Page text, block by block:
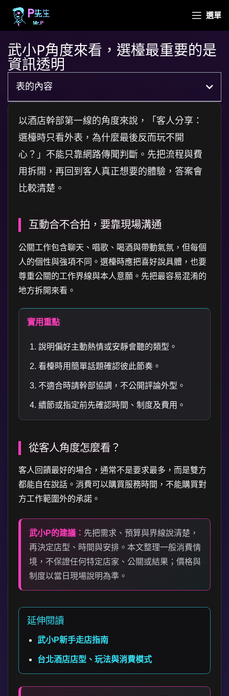
選單
武小P角度來看，選檯最重要的是
資訊透明
表的內容
以酒店幹部第一線的角度來說，「客人分享：
選檯時只看外表，為什麼最後反而玩不開
心？」不能只靠網路傳聞判斷。先把流程與費
用拆開，再回到客人真正想要的體驗，答案會
比較清楚。
互動合不合拍，要靠現場溝通
公關工作包含聊天、唱歌、喝酒與帶動氣氛，但每個
人的個性與強項不同。選檯時應把喜好說具體，也要
尊重公關的工作界線與本人意願。先把最容易混淆的
地方拆開來看。
實用重點
說明偏好主動熱情或安靜會聽的類型。
看檯時用簡單話題確認彼此節奏。
不適合時請幹部協調，不公開評論外型。
續節或指定前先確認時間、制度及費用。
從客人角度怎麼看？
客人回饋最好的場合，通常不是要求最多，而是雙方
都能自在說話。消費可以購買服務時間，不能購買對
方工作範圍外的承諾。
武小P的建議： 先把需求、預算與界線說清楚，
再決定店型、時間與安排。本文整理一般消費情
境，不保證任何特定店家、公關或結果；價格與
制度以當日現場說明為準。
延伸閱讀
武小P新手走店指南
台北酒店店型、玩法與消費模式